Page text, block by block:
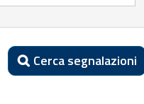
Cerca segnalazioni